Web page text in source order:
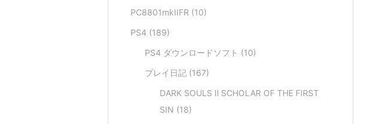
PC8801mkIIFR (10)
PS4 (189)
PS4 ダウンロードソフト (10)
プレイ日記 (167)
DARK SOULS Ⅱ SCHOLAR OF THE FIRST
SIN (18)